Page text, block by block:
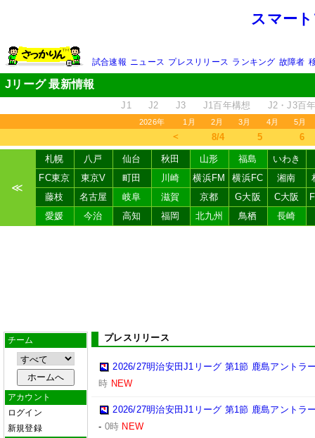
スマー
試合速報 ニュース プレスリリース ランキング 故障者
Jリーグ 最新情報
J1 J2 J3 J1百年構想 J2・J3百
2026年 1月 2月 3月 4月 5月
＜ 8/4 5 6
≪
札幌 八戸 仙台 秋田 山形 福島
いわき
FC東京
東京V 町田 川崎 横浜FM 横浜FC 湘南
藤枝
名古屋 岐阜 滋賀 京都 G大阪 C大阪
愛媛
今治 高知 福岡 北九州 鳥栖 長崎
チーム
アカウント
ログイン
新規登録
プレスリリース
2026/27明治安田J1リーグ 第1節 鹿島アントラ
時 NEW
2026/27明治安田J1リーグ 第1節 鹿島アントラ
- 0時 NEW